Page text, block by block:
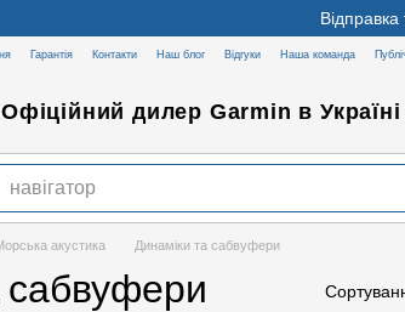
Відправка
Гарантія Контакти Наш блог Відгуки Наша команда
Офіційний дилер Garmin в Україні
акустика Динаміки та сабвуфери
сабвуфери